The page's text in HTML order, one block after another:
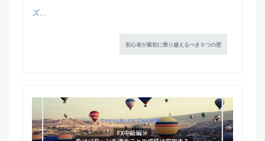
ズ...
初心者が最初に乗り越えるべき６つの壁